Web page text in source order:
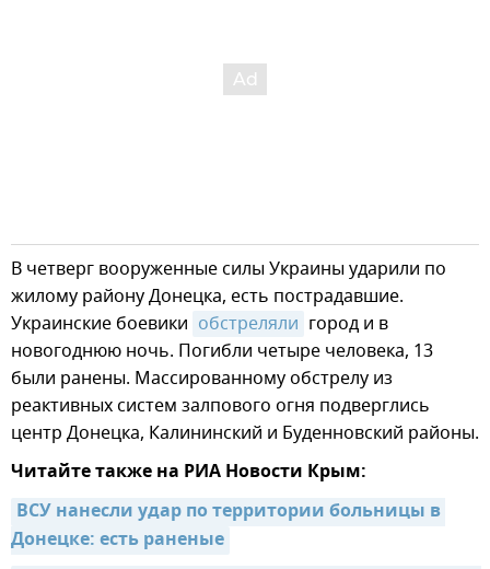
В четверг вооруженные силы Украины ударили по
жилому району Донецка, есть пострадавшие.
Украинские боевики обстреляли город и в
новогоднюю ночь. Погибли четыре человека, 13
были ранены. Массированному обстрелу из
реактивных систем залпового огня подверглись
центр Донецка, Калининский и Буденновский районы.
Читайте также на РИА Новости Крым:
ВСУ нанесли удар по территории больницы в
Донецке: есть раненые